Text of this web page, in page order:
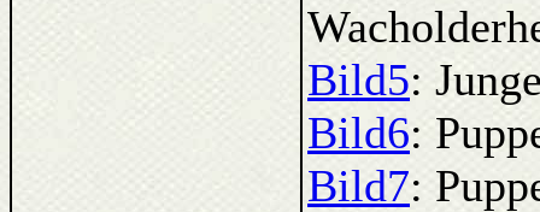
Bild5:
Bild6:
Bild7: